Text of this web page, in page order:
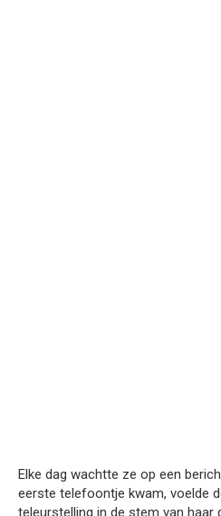
Elke dag wachtte ze op een
eerste telefoontje kwam, voelde
teleurstelling in de stem van haar